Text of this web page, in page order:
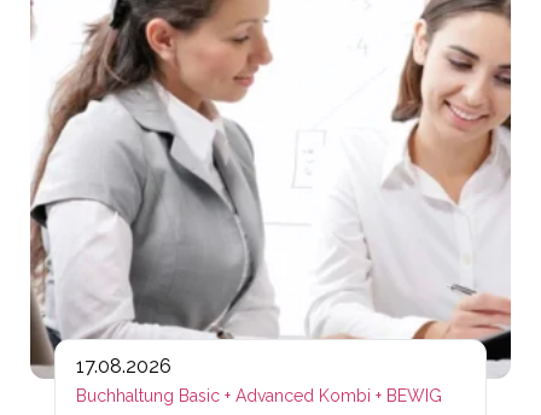
17.08.2026
Buchhaltung Basic + Advanced Kombi + BEWIG